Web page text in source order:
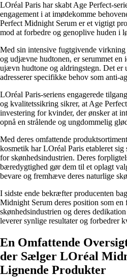
LOréal Paris har skabt Age Perfect-
engagement i at imødekomme
Perfect Midnight Serum er et vigtigt
mod at forbedre og genoplive huden i
Med sin intensive fugtgivende
og udjævne hudtonen, er serummet en
ujævn hudtone og aldringstegn. Det
adresserer specifikke behov som anti-
LOréal Paris-seriens engagerede
og kvalitetssikring sikrer, at Age
investering for kvinder, der ønsker at
opnå en strålende og ungdommelig
Med deres omfattende
kosmetik har LOréal Paris etableret sig
for skønhedsindustrien. Deres
bæredygtighed gør dem til et oplagt
bevare og fremhæve deres naturlige
I sidste ende bekræfter producenten
Midnight Serum deres position som
skønhedsindustrien og deres
leverer synlige resultater og forbedrer
En Omfattende
der Sælger LOréal
Lignende Produkter